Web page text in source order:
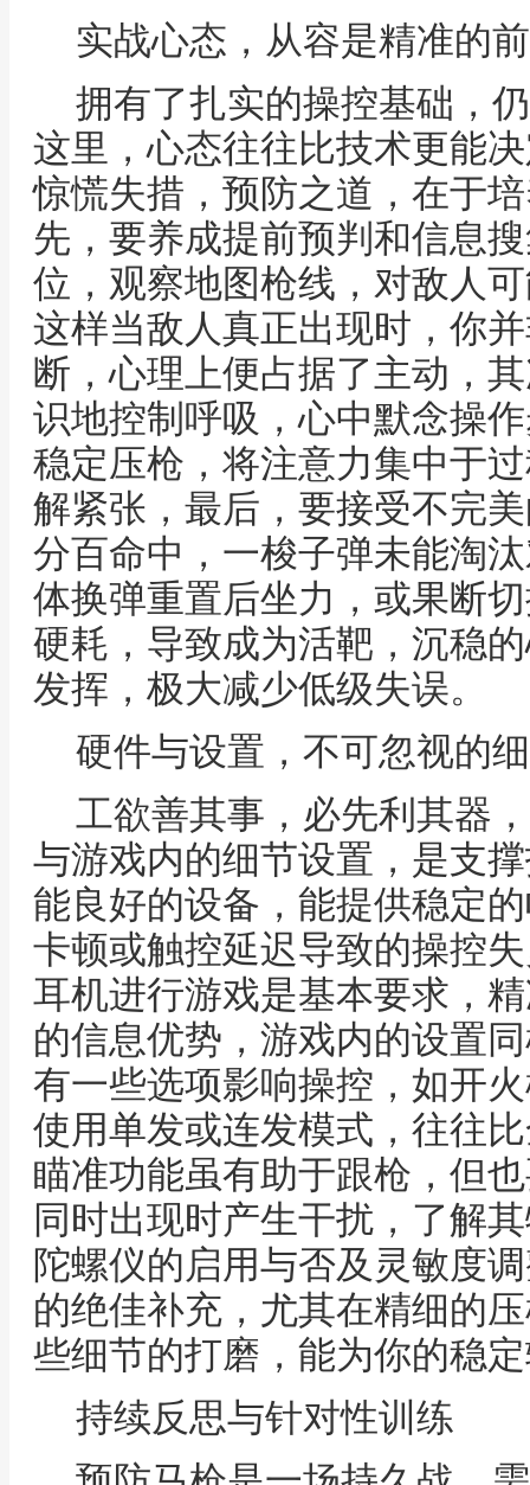
实战心态，从容是精准的
拥有了扎实的操控基础，
这里，心态往往比技术更能
惊慌失措，预防之道，在于
先，要养成提前预判和信息
位，观察地图枪线，对敌人
这样当敌人真正出现时，你
断，心理上便占据了主动，
识地控制呼吸，心中默念操
稳定压枪，将注意力集中于
解紧张，最后，要接受不完
分百命中，一梭子弹未能淘
体换弹重置后坐力，或果断
硬耗，导致成为活靶，沉稳
发挥，极大减少低级失误。
硬件与设置，不可忽视的
工欲善其事，必先利其器
与游戏内的细节设置，是支
能良好的设备，能提供稳定
卡顿或触控延迟导致的操控
耳机进行游戏是基本要求，
的信息优势，游戏内的设置
有一些选项影响操控，如开
使用单发或连发模式，往往
瞄准功能虽有助于跟枪，但
同时出现时产生干扰，了解
陀螺仪的启用与否及灵敏度
的绝佳补充，尤其在精细的
些细节的打磨，能为你的稳
持续反思与针对性训练